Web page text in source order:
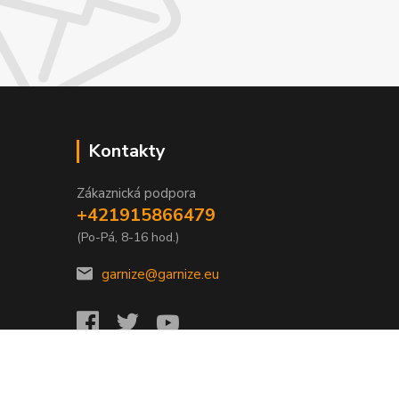
Kontakty
Zákaznická podpora
+421915866479
(Po-Pá, 8-16 hod.)
garnize@garnize.eu